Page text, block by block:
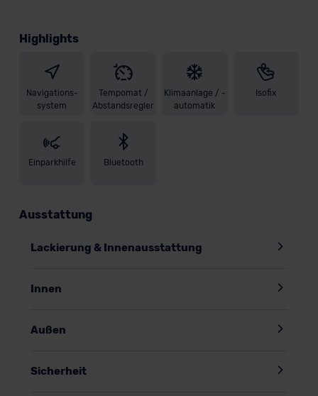
Highlights
Navigations-
system
Tempomat /
Abstandsregler
Klimaanlage / -
automatik
Isofix
Einparkhilfe Bluetooth
Ausstattung
Lackierung & Innenausstattung
Innen
Außen
Sicherheit